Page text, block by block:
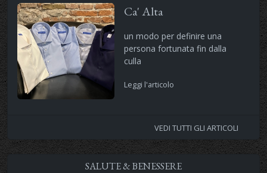
Ca' Alta
un modo per definire una
persona fortunata fin dalla
culla
Leggi l'articolo
VEDI TUTTI GLI ARTICOLI
SALUTE & BENESSERE